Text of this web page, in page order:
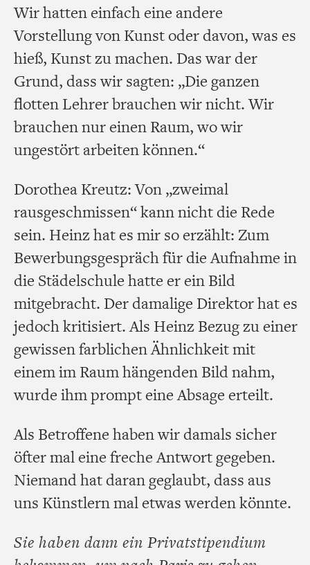
Wir hatten einfach eine andere
Vorstellung von Kunst oder davon, was es
hieß, Kunst zu machen. Das war der
Grund, dass wir sagten: „Die ganzen
flotten Lehrer brauchen wir nicht. Wir
brauchen nur einen Raum, wo wir
ungestört arbeiten können.“
Dorothea Kreutz: Von „zweimal
rausgeschmissen“ kann nicht die Rede
sein. Heinz hat es mir so erzählt: Zum
Bewerbungsgespräch für die Aufnahme in
die Städelschule hatte er ein Bild
mitgebracht. Der damalige Direktor hat es
jedoch kritisiert. Als Heinz Bezug zu einer
gewissen farblichen Ähnlichkeit mit
einem im Raum hängenden Bild nahm,
wurde ihm prompt eine Absage erteilt.
Als Betroffene haben wir damals sicher
öfter mal eine freche Antwort gegeben.
Niemand hat daran geglaubt, dass aus
uns Künstlern mal etwas werden könnte.
Sie haben dann ein Privatstipendium